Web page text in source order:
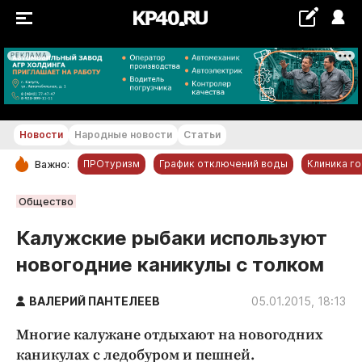
РЕКЛАМА
+22...+23 °С
РУБРИКИ
Новости компаний
Статьи
Народные новости
Благоустройство
Новости Народные новости Статьи
Важно: ПРОтуризм График отключений воды Клиника
Общество
Калужские рыбаки используют
новогодние каникулы с толком
ВАЛЕРИЙ ПАНТЕЛЕЕВ 05.01.2015, 18:13
Многие калужане отдыхают на новогодних
каникулах с ледобуром и пешней.